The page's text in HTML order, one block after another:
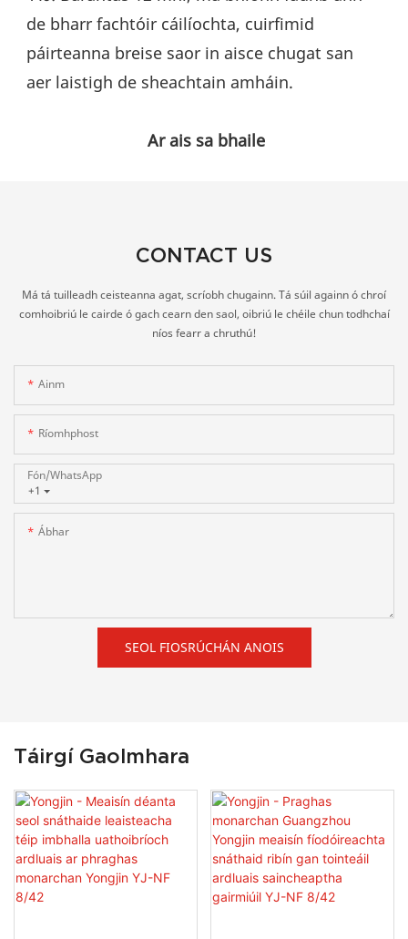
de bharr fachtóir cáilíochta, cuirfimid
páirteanna breise saor in aisce chugat san
aer laistigh de sheachtain amháin.
Ar ais sa bhaile
CONTACT US
Má tá tuilleadh ceisteanna agat, scríobh chugainn. Tá súil againn ó chroí
comhoibriú le cairde ó gach cearn den saol, oibriú le chéile chun todhchaí
níos fearr a chruthú!
Ainm
Ríomhphost
+1
Fón/whatsApp
Ábhar
SEOL FIOSRÚCHÁN ANOIS
Táirgí Gaolmhara